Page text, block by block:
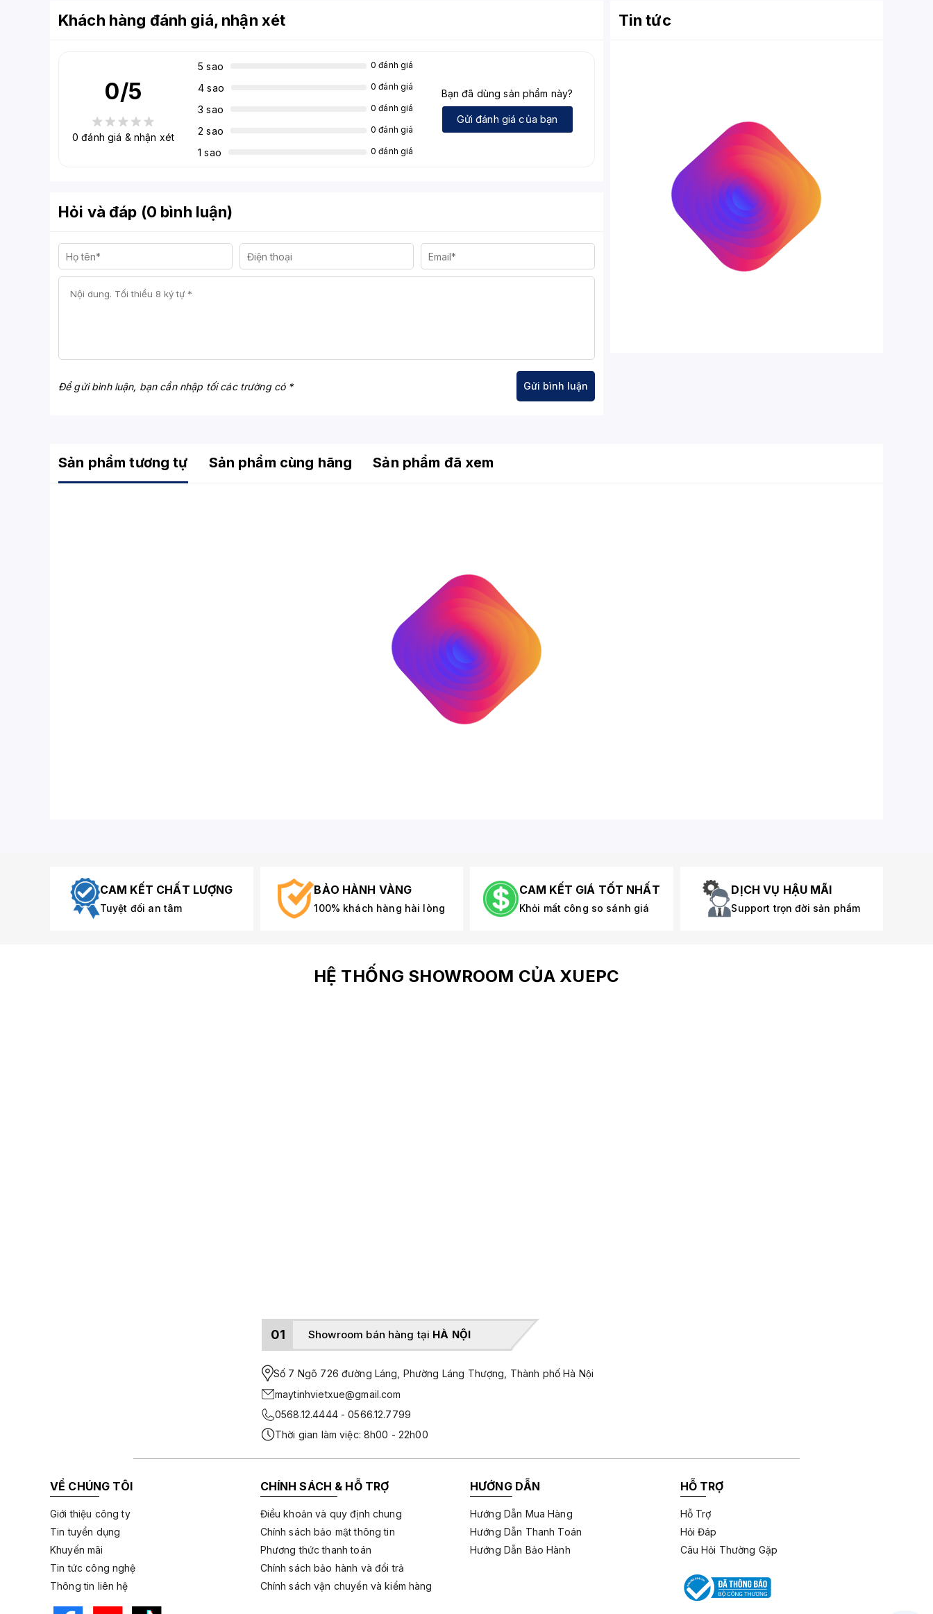
Khách hàng đánh giá, nhận xét
0/5
0 đánh giá & nhận xét
5 sao 0 đánh giá
4 sao 0 đánh giá
3 sao 0 đánh giá
2 sao 0 đánh giá
1 sao 0 đánh giá
Bạn đã dùng sản phẩm này?
Gửi đánh giá của bạn
Hỏi và đáp (0 bình luận)
Để gửi bình luận, bạn cần nhập tối các trường có *
Tin tức
Sản phẩm tương tự Sản phẩm cùng hãng Sản phẩm đã xem
CAM KẾT CHẤT LƯỢNG
Tuyệt đối an tâm
BẢO HÀNH VÀNG
100% khách hàng hài lòng
CAM KẾT GIÁ TỐT NHẤT
Khỏi mất công so sánh giá
DỊCH VỤ HẬU MÃI
Support trọn đời sản phẩm
HỆ THỐNG SHOWROOM CỦA XUEPC
01 Showroom bán hàng tại HÀ NỘI
Số 7 Ngõ 726 đường Láng, Phường Láng Thượng, Thành phố Hà Nội
maytinhvietxue@gmail.com
0568.12.4444 - 0566.12.7799
Thời gian làm việc: 8h00 - 22h00
VỀ CHÚNG TÔI
Giới thiệu công ty
Tin tuyển dụng
Khuyến mãi
Tin tức công nghệ
Thông tin liên hệ
CHÍNH SÁCH & HỖ TRỢ
Điều khoản và quy định chung
Chính sách bảo mật thông tin
Phương thức thanh toán
Chính sách bảo hành và đổi trả
Chính sách vận chuyển và kiểm hàng
HƯỚNG DẪN
Hướng Dẫn Mua Hàng
Hướng Dẫn Thanh Toán
Hướng Dẫn Bảo Hành
HỖ TRỢ
Hỗ Trợ
Hỏi Đáp
Câu Hỏi Thường Gặp